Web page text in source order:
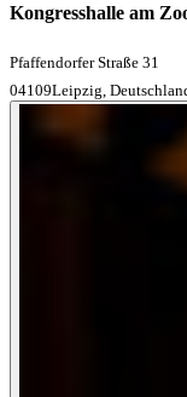
Kongresshalle am
Pfaffendorfer Straße 31
04109Leipzig,